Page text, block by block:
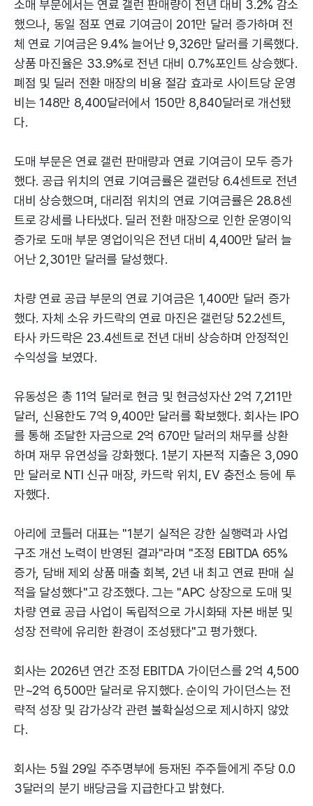
소매 부문에서는 연료 갤런 판매량이 전년 대비 3.2% 감소
했으나, 동일 점포 연료 기여금이 201만 달러 증가하며 전
체 연료 기여금은 9.4% 늘어난 9,326만 달러를 기록했다.
상품 마진율은 33.9%로 전년 대비 0.7%포인트 상승했다.
폐점 및 딜러 전환 매장의 비용 절감 효과로 사이트당 운영
비는 148만 8,400달러에서 150만 8,840달러로 개선됐
다.
도매 부문은 연료 갤런 판매량과 연료 기여금이 모두 증가
했다. 공급 위치의 연료 기여금률은 갤런당 6.4센트로 전년
대비 상승했으며, 대리점 위치의 연료 기여금률은 28.8센
트로 강세를 나타냈다. 딜러 전환 매장으로 인한 운영이익
증가로 도매 부문 영업이익은 전년 대비 4,400만 달러 늘
어난 2,301만 달러를 달성했다.
차량 연료 공급 부문의 연료 기여금은 1,400만 달러 증가
했다. 자체 소유 카드락의 연료 마진은 갤런당 52.2센트,
타사 카드락은 23.4센트로 전년 대비 상승하며 안정적인
수익성을 보였다.
유동성은 총 11억 달러로 현금 및 현금성자산 2억 7,211만
달러, 신용한도 7억 9,400만 달러를 확보했다. 회사는 IPO
를 통해 조달한 자금으로 2억 670만 달러의 채무를 상환
하며 재무 유연성을 강화했다. 1분기 자본적 지출은 3,090
만 달러로 NTI 신규 매장, 카드락 위치, EV 충전소 등에 투
자했다.
아리에 코틀러 대표는 "1분기 실적은 강한 실행력과 사업
구조 개선 노력이 반영된 결과"라며 "조정 EBITDA 65%
증가, 담배 제외 상품 매출 회복, 2년 내 최고 연료 판매 실
적을 달성했다"고 강조했다. 그는 "APC 상장으로 도매 및
차량 연료 공급 사업이 독립적으로 가시화돼 자본 배분 및
성장 전략에 유리한 환경이 조성됐다"고 평가했다.
회사는 2026년 연간 조정 EBITDA 가이던스를 2억 4,500
만~2억 6,500만 달러로 유지했다. 순이익 가이던스는 전
략적 성장 및 감가상각 관련 불확실성으로 제시하지 않았
다.
회사는 5월 29일 주주명부에 등재된 주주들에게 주당 0.0
3달러의 분기 배당금을 지급한다고 밝혔다.